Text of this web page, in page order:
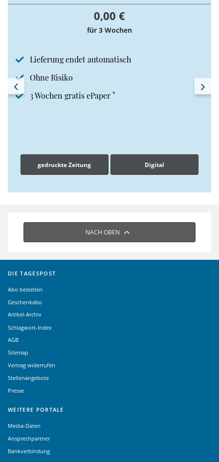
0,00 €
für 3 Wochen
Lieferung endet automatisch
Ohne Risiko
3 Wochen gratis ePaper *
gedruckte Zeitung Digital
NACH OBEN
DIE TAGESPOST
Abo bestellen
Geschenkabo
Artikel-Archiv
Schlagwort-Index
AGB
Sitemap
Vertrag widerrufen
Stellenangebote
Presse
WEITERE PORTALE
Media-Daten
Ansprechpartner
Bankverbindung